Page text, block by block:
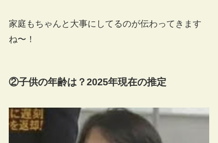
家庭もちゃんと大事にしてるのが伝わってきます
ね〜！
②子供の年齢は？2025年現在の推定